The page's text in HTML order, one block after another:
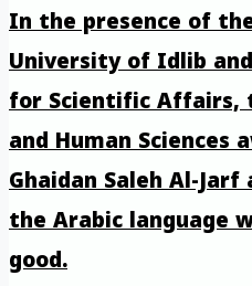
In the presence of
University of Idlib
for Scientific Affairs,
and Human Sciences
Ghaidan Saleh Al-
the Arabic language
good.